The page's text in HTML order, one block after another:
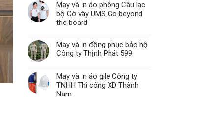
May và In áo phông Câu lạc
bộ Cờ vây UMS Go beyond
the board
May và In đồng phục bảo hộ
Công ty Thịnh Phát 599
May và In áo gile Công ty
TNHH Thi công XD Thành
Nam